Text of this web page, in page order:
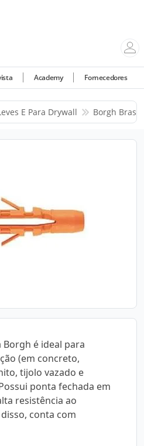
Academy Fornecedores
E Para Drywall Borgh Brasil
Borgh é ideal para
(em concreto,
tijolo vazado e
ponta fechada em
resistência ao
conta com